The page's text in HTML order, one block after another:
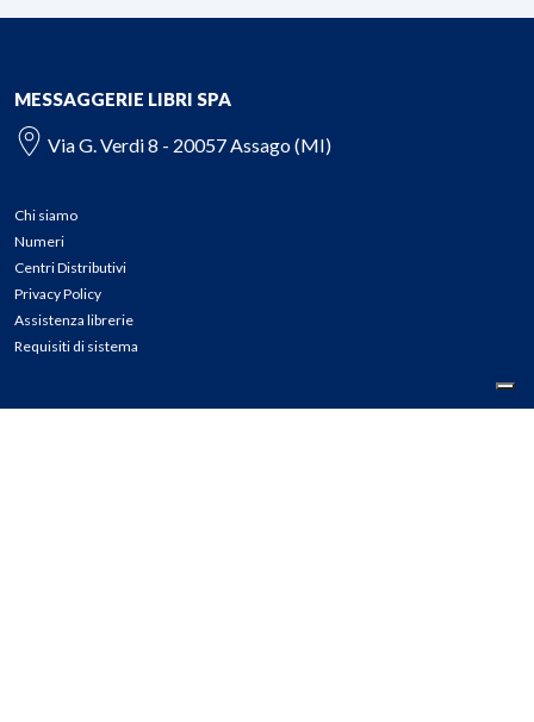
MESSAGGERIE LIBRI SPA
Via G. Verdi 8 - 20057 Assago (MI)
Chi siamo
Numeri
Centri Distributivi
Privacy Policy
Assistenza librerie
Requisiti di sistema
CONTATTI